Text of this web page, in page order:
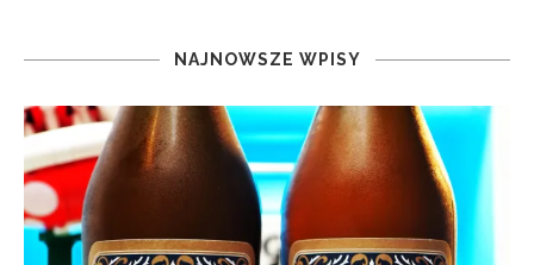
NAJNOWSZE WPISY